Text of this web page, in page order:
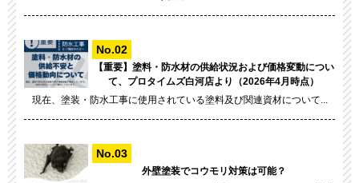
【重要】塗料・防水材の供給状況および価格変動につい
て、プロタイムズ白河店より（2026年4月時点）
現在、塗装・防水工事に使用されている塗料及び関連資材について...
外壁塗装でコウモリ対策は可能？